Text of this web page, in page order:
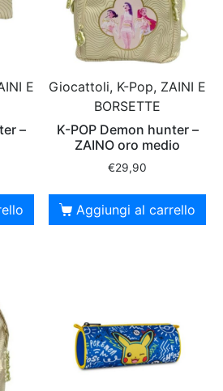
E
–
Giocattoli, K-Pop, ZAINI E
BORSETTE
K-POP Demon hunter –
ZAINO oro medio
€29,90
Aggiungi al carrello